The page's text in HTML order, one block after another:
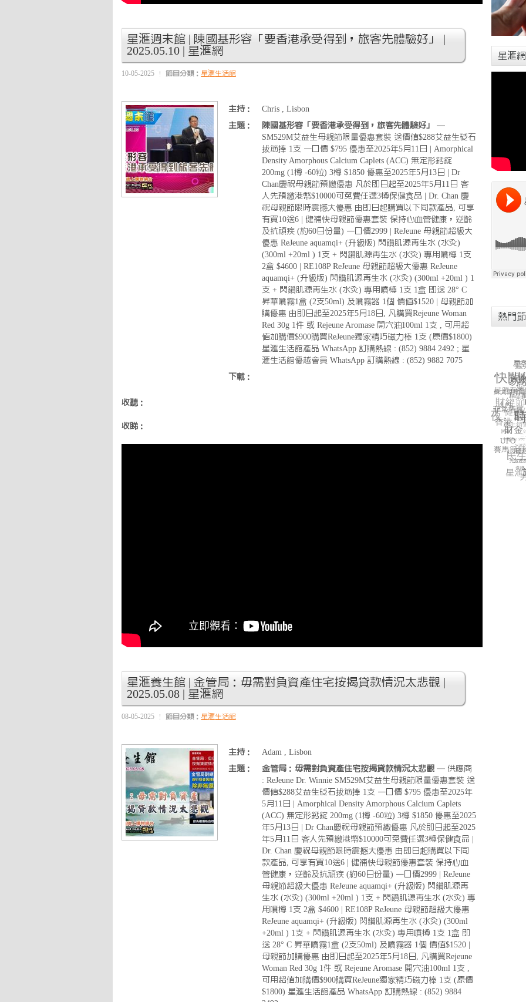
星滙週末館 | 陳國基形容「要香港承受得到，旅客先體驗好」 |
2025.05.10 | 星滙網
10-05-2025 節目分類： 星滙生活館
主持：
Chris , Lisbon
主題：
陳國基形容「要香港承受得到，旅客先體驗好」
—
SM529M艾益生母親節限量優惠套裝 送價值$288艾益生砭石
拔筋捧 1支 一口價 $795 優惠至2025年5月11日 | Amorphical
Density Amorphous Calcium Caplets (ACC) 無定形鈣錠
200mg (1樽 -60粒) 3樽 $1850 優惠至2025年5月13日 | Dr
Chan慶祝母親節預繳優惠 凡於即日起至2025年5月11日 客
人先預繳港幣$10000可免費任選3樽保健食品 | Dr. Chan 慶
祝母親節限時震撼大優惠 由即日起購買以下同款產品, 可享
有買10送6 | 健補快母親節優惠套裝 保持心血管健康，逆齡
及抗頑疾 (約60日份量) 一口價2999 | ReJeune 母親節超級大
優惠 ReJeune aquamqi+ (升級版) 閃鑽肌源再生水 (水灸)
(300ml +20ml ) 1支 + 閃鑽肌源再生水 (水灸) 專用噴樽 1支
2盒 $4600 | RE108P ReJeune 母親節超級大優惠 ReJeune
aquamqi+ (升級版) 閃鑽肌源再生水 (水灸) (300ml +20ml ) 1
支 + 閃鑽肌源再生水 (水灸) 專用噴樽 1支 1盒 即送 28° C
昇華噴霧1盒 (2支50ml) 及噴霧器 1個 價值$1520 | 母親節加
購優惠 由即日起至2025年5月18日, 凡購買Rejeune Woman
Red 30g 1件 或 Rejeune Aromase 開穴油100ml 1支 , 可用超
值加購價$900購買ReJeune獨家精巧磁力棒 1支 (原價$1800)
星滙生活館產品 WhatsApp 訂購熱線 : (852) 9884 2492 ; 星
滙生活館優越會員 WhatsApp 訂購熱線 : (852) 9882 7075
下載：
收聽：
收睇：
星滙養生館 | 金管局：毋需對負資產住宅按揭貸款情況太悲觀 |
2025.05.08 | 星滙網
08-05-2025 節目分類： 星滙生活館
主持：
Adam , Lisbon
主題：
金管局：毋需對負資產住宅按揭貸款情況太悲觀 — 供應商
: ReJeune Dr. Winnie SM529M艾益生母親節限量優惠套裝 送
價值$288艾益生砭石拔筋捧 1支 一口價 $795 優惠至2025年
5月11日 | Amorphical Density Amorphous Calcium Caplets
(ACC) 無定形鈣錠 200mg (1樽 -60粒) 3樽 $1850 優惠至2025
年5月13日 | Dr Chan慶祝母親節預繳優惠 凡於即日起至2025
年5月11日 客人先預繳港幣$10000可免費任選3樽保健食品 |
Dr. Chan 慶祝母親節限時震撼大優惠 由即日起購買以下同
款產品, 可享有買10送6 | 健補快母親節優惠套裝 保持心血
管健康，逆齡及抗頑疾 (約60日份量) 一口價2999 | ReJeune
母親節超級大優惠 ReJeune aquamqi+ (升級版) 閃鑽肌源再
生水 (水灸) (300ml +20ml ) 1支 + 閃鑽肌源再生水 (水灸) 專
用噴樽 1支 2盒 $4600 | RE108P ReJeune 母親節超級大優惠
ReJeune aquamqi+ (升級版) 閃鑽肌源再生水 (水灸) (300ml
+20ml ) 1支 + 閃鑽肌源再生水 (水灸) 專用噴樽 1支 1盒 即
送 28° C 昇華噴霧1盒 (2支50ml) 及噴霧器 1個 價值$1520 |
母親節加購優惠 由即日起至2025年5月18日, 凡購買Rejeune
Woman Red 30g 1件 或 Rejeune Aromase 開穴油100ml 1支 ,
可用超值加購價$900購買ReJeune獨家精巧磁力棒 1支 (原價
$1800) 星滙生活館產品 WhatsApp 訂購熱線 : (852) 9884
星滙
熱門